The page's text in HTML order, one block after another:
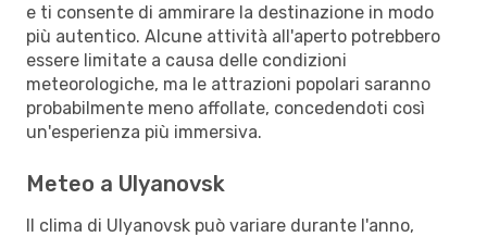
e ti consente di ammirare la destinazione in modo
più autentico. Alcune attività all'aperto potrebbero
essere limitate a causa delle condizioni
meteorologiche, ma le attrazioni popolari saranno
probabilmente meno affollate, concedendoti così
un'esperienza più immersiva.
Meteo a Ulyanovsk
Il clima di Ulyanovsk può variare durante l'anno,